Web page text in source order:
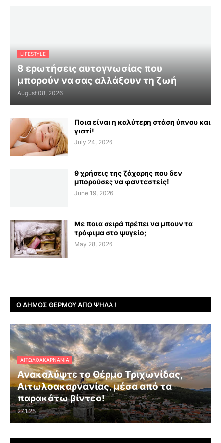
LIFESTYLE
8 ερωτήσεις αυτογνωσίας που
μπορούν να σας αλλάξουν τη ζωή
August 08, 2026
Ποια είναι η καλύτερη στάση ύπνου και
γιατί!
July 24, 2026
9 χρήσεις της ζάχαρης που δεν
μπορούσες να φανταστείς!
June 19, 2026
Με ποια σειρά πρέπει να μπουν τα
τρόφιμα στο ψυγείο;
May 28, 2026
Ο ΔΉΜΟΣ ΘΈΡΜΟΥ ΑΠΌ ΨΗΛΆ !
ΑΙΤΩΛΟΑΚΑΡΝΑΝΊΑ
Ανακαλύψτε το Θέρμο Τριχωνίδας,
Αιτωλοακαρνανίας, μέσα από τα
παρακάτω βίντεο!
27.1.25